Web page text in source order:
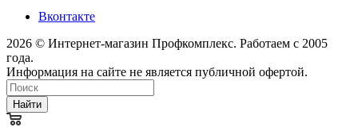
Вконтакте
2026 © Интернет-магазин Профкомплекс. Работаем с 2005
года.
Информация на сайте не является публичной офертой.
Найти